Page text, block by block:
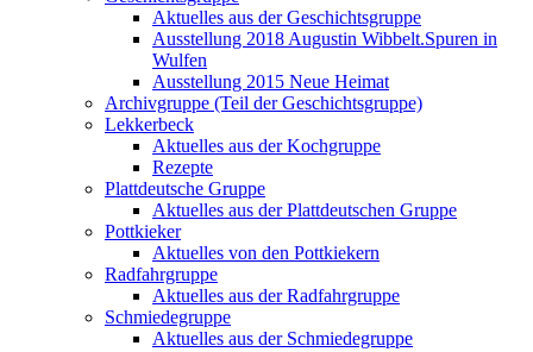
Aktuelles aus der Geschichtsgruppe
Ausstellung 2018 Augustin Wibbelt.Spuren in
Wulfen
Ausstellung 2015 Neue Heimat
Archivgruppe (Teil der Geschichtsgruppe)
Lekkerbeck
Aktuelles aus der Kochgruppe
Rezepte
Plattdeutsche Gruppe
Aktuelles aus der Plattdeutschen Gruppe
Pottkieker
Aktuelles von den Pottkiekern
Radfahrgruppe
Aktuelles aus der Radfahrgruppe
Schmiedegruppe
Aktuelles aus der Schmiedegruppe